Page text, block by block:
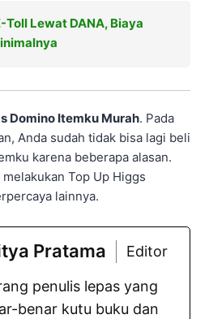
Toll Lewat DANA, Biaya
Domino Itemku Murah. Pada
Anda sudah tidak bisa lagi beli
karena beberapa alasan.
Top Up Higgs
lainnya.
Pratama Editor
penulis lepas yang
benar kutu buku dan